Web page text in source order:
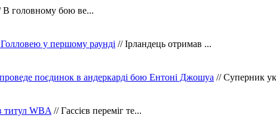
В головному бою ве...
у першому раунді // Ірландець отримав ...
поєдинок в андеркарді бою Ентоні Джошуа // Суперник
титул WBA // Гассієв переміг те...